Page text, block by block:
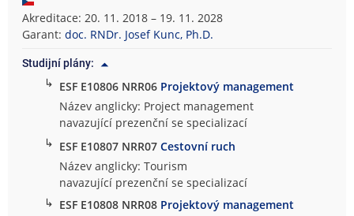
Akreditace: 20. 11. 2018 – 19. 11. 2028
Garant:doc. RNDr. Josef Kunc, Ph.D.
Studijní plány:
↳ ESF E10806 NRR06 Projektový management
Název anglicky: Project management
navazující prezenční se specializací
↳ ESF E10807 NRR07Cestovní ruch
Název anglicky: Tourism
navazující prezenční se specializací
↳ ESF E10808 NRR08 Projektový management